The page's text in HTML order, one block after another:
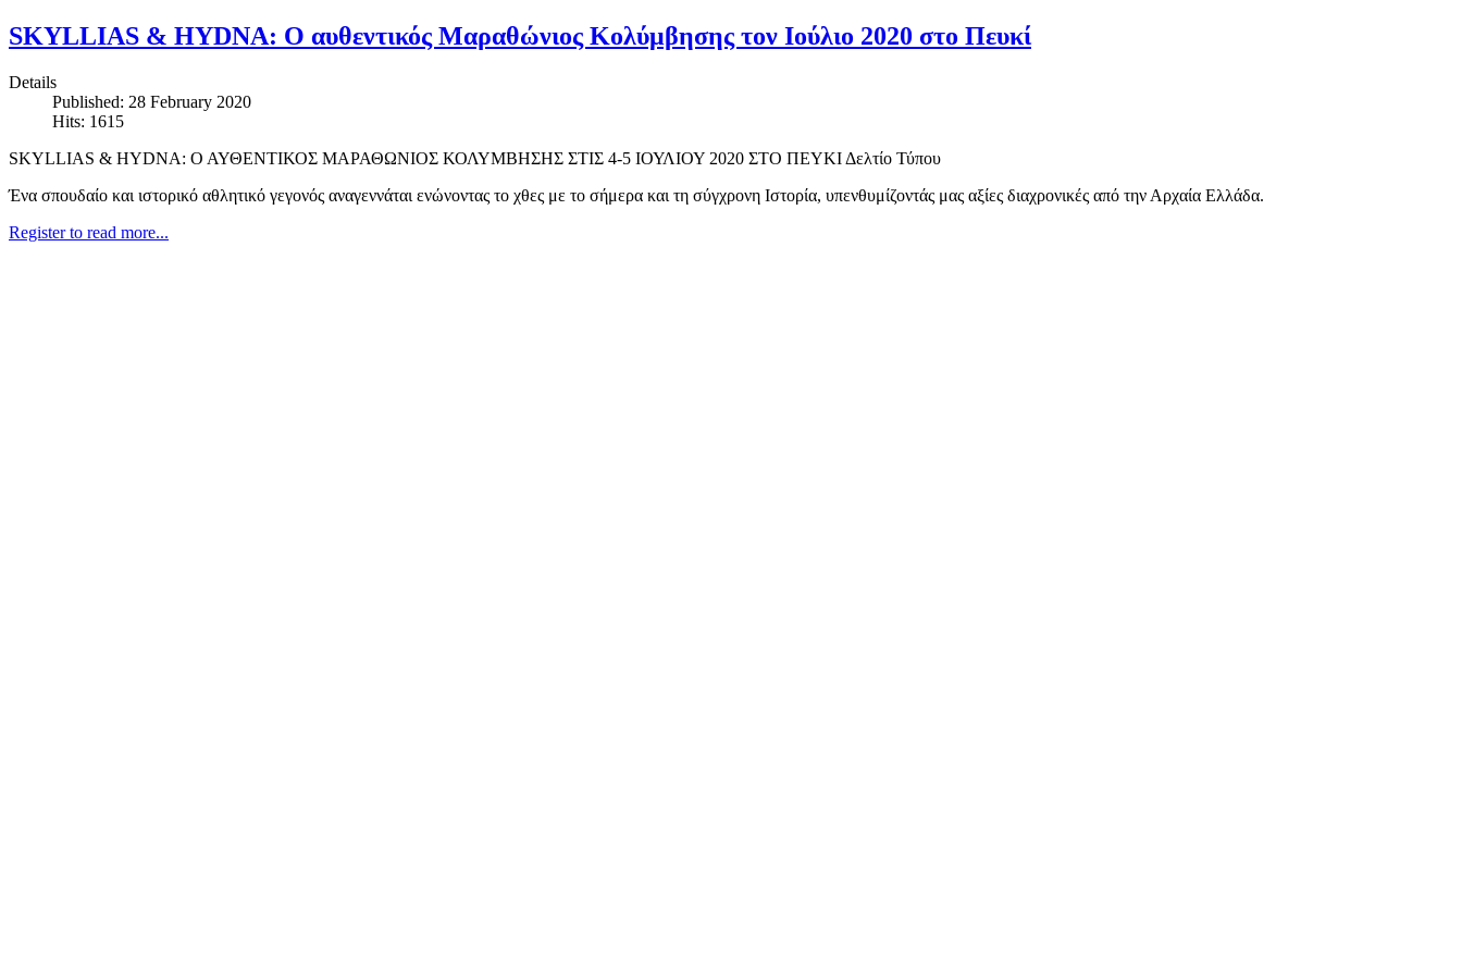
SKYLLIAS & HYDNA: Ο αυθεντικός Μαραθώνιος Κολύμβησης τον Ιούλιο 2020 στο Πευκί
Details
Published: 28 February 2020
Hits: 1615
SKYLLIAS & HYDNA: Ο ΑΥΘΕΝΤΙΚΟΣ ΜΑΡΑΘΩΝΙΟΣ ΚΟΛΥΜΒΗΣΗΣ ΣΤΙΣ 4-5 ΙΟΥΛΙΟΥ 2020 ΣΤΟ ΠΕΥΚΙ Δελτίο Τύπου
Ένα σπουδαίο και ιστορικό αθλητικό γεγονός αναγεννάται ενώνοντας το χθες με το σήμερα και τη σύγχρονη Ιστορία, υπενθυμίζοντάς μας αξίες διαχρονικές από την Αρχαία Ελλάδα.
Register to read more...